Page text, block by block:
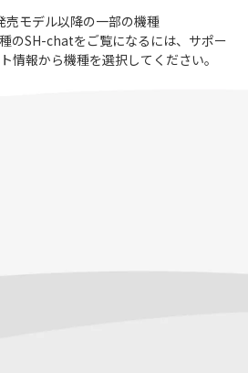
モデル以降の一部の機種
のSH-chatをご覧になるには、サポー
情報から機種を選択してください。